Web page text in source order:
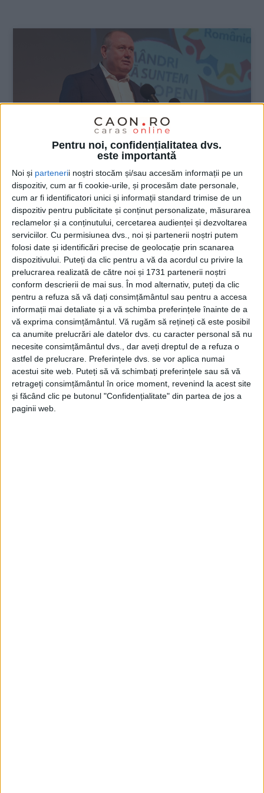
Pentru noi, confidențialitatea dvs.
este importantă
Noi și partenerii noștri stocăm și/sau accesăm informații pe un
dispozitiv, cum ar fi cookie-urile, și procesăm date personale,
cum ar fi identificatori unici și informații standard trimise de un
dispozitiv pentru publicitate și conținut personalizate, măsurarea
reclamelor și a conținutului, cercetarea audienței și dezvoltarea
serviciilor. Cu permisiunea dvs., noi și partenerii noștri putem
folosi date și identificări precise de geolocație prin scanarea
dispozitivului. Puteți da clic pentru a vă da acordul cu privire la
prelucrarea realizată de către noi și 1731 partenerii noștri
conform descrierii de mai sus. În mod alternativ, puteți da clic
pentru a refuza să vă dați consimțământul sau pentru a accesa
informații mai detaliate și a vă schimba preferințele înainte de a
vă exprima consimțământul. Vă rugăm să rețineți că este posibil
ca anumite prelucrări ale datelor dvs. cu caracter personal să nu
necesite consimțământul dvs., dar aveți dreptul de a refuza o
astfel de prelucrare. Preferințele dvs. se vor aplica numai
acestui site web. Puteți să vă schimbați preferințele sau să vă
retrageți consimțământul în orice moment, revenind la acest site
și făcând clic pe butonul "Confidențialitate" din partea de jos a
paginii web.
ŞTIRILE JUDEŢULUI CARAŞ-SEVERIN
Mocioalcă: PSD guverna prost. Cu PNL
e şi mai rău, iar Grindă confirmă asta!
7 IULIE 2020, 11:21 AM 2 MINUTE DE CITIRE
CARAŞ-SEVERIN – Liderul PRO România, deputatul Ion
Mocioalcă, susţine că va fi azi în sală la dezbaterea împotriva
ministrului Dezvoltării, Ion Ştefan, spunând că „deşi trece,
moţiunea nu va avea niciun efect, iar miniştrii corigenţi nu au
onoare pentru că nu şi-a dat demisia niciunul“.
Arhive